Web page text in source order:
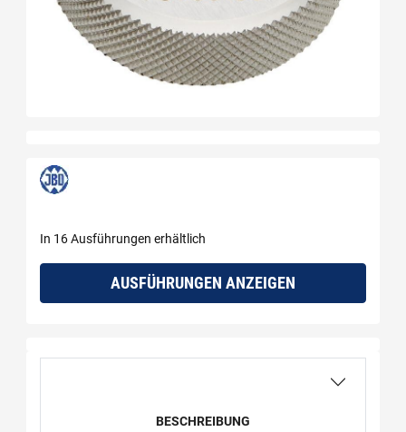
In 16 Ausführungen erhältlich
AUSFÜHRUNGEN ANZEIGEN
BESCHREIBUNG